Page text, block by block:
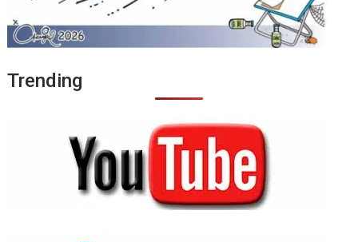
Trending